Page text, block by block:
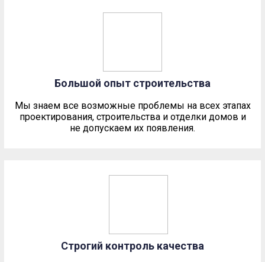
Большой опыт строительства
Мы знаем все возможные проблемы на всех этапах
проектирования, строительства и отделки домов и
не допускаем их появления.
Строгий контроль качества